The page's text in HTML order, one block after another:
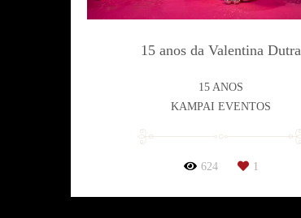
15 anos da Valentina Dutra
15 ANOS
KAMPAI EVENTOS
624 1